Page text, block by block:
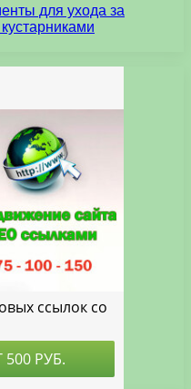
для ухода за